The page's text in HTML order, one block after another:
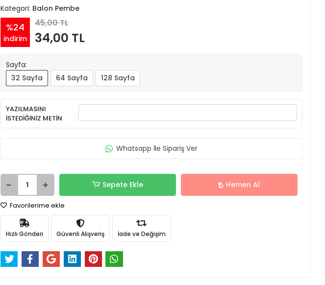
Kategori: Balon Pembe
%24
indirim
45,00 TL
34,00 TL
Sayfa:
32 Sayfa
64 Sayfa 128 Sayfa
YAZILMASINI
İSTEDİĞİNİZ METİN
Whatsapp İle Sipariş Ver
Sepete Ekle Hemen Al
Favorilerime ekle
Hızlı Gönderi Güvenli Alışveriş İade ve Değişim